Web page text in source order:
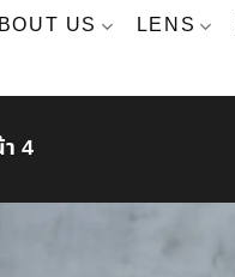
US LENS
4